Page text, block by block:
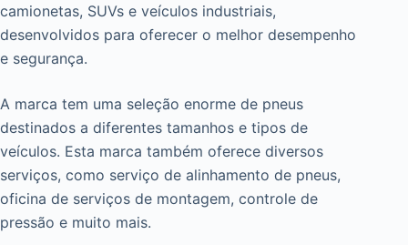
camionetas, SUVs e veículos industriais,
desenvolvidos para oferecer o melhor desempenho
e segurança.
A marca tem uma seleção enorme de pneus
destinados a diferentes tamanhos e tipos de
veículos. Esta marca também oferece diversos
serviços, como serviço de alinhamento de pneus,
oficina de serviços de montagem, controle de
pressão e muito mais.